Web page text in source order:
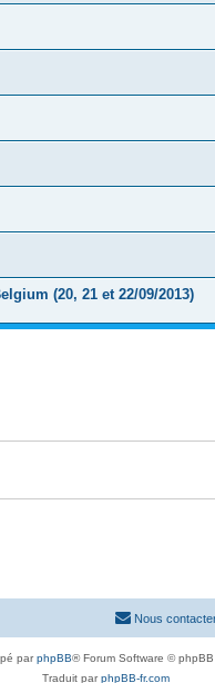
(20, 21 et 22/09/2013)
Nous
parphpBB® Forum Software © phpBB
Traduit parphpBB-fr.com